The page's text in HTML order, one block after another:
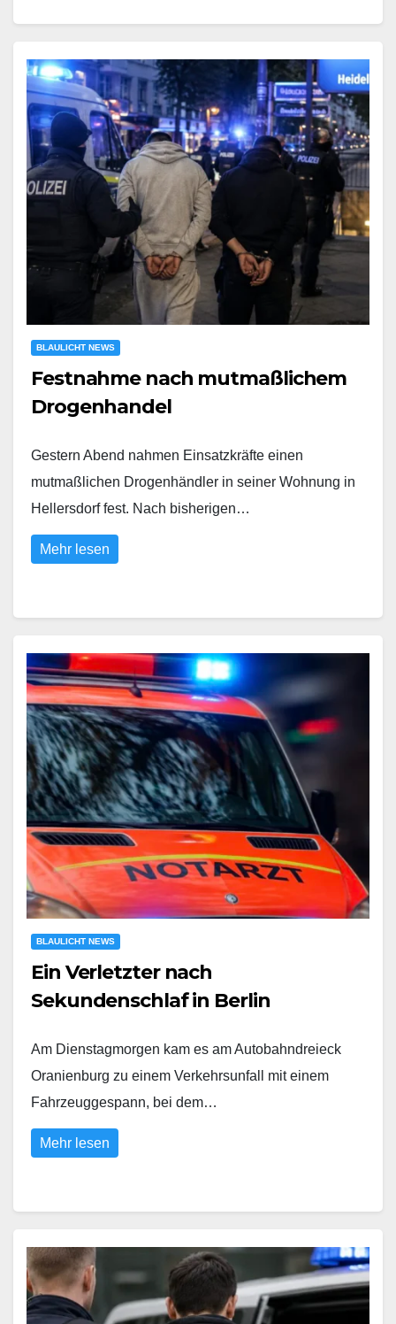
BLAULICHT NEWS
Festnahme nach mutmaßlichem
Drogenhandel
Gestern Abend nahmen Einsatzkräfte einen
mutmaßlichen Drogenhändler in seiner Wohnung in
Hellersdorf fest. Nach bisherigen…
Mehr lesen
BLAULICHT NEWS
Ein Verletzter nach
Sekundenschlaf in Berlin
Am Dienstagmorgen kam es am Autobahndreieck
Oranienburg zu einem Verkehrsunfall mit einem
Fahrzeuggespann, bei dem…
Mehr lesen